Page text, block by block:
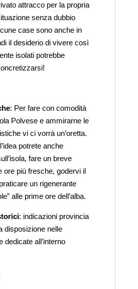
attracco per la propria
senza dubbio
case sono anche in
il desiderio di vivere così
isolati potrebbe
: Per fare con comodità
Polvese e ammirarne le
vi ci vorrà un’oretta.
potrete anche
fare un breve
ore più fresche, godervi il
un rigenerante
alle prime ore dell’alba.
: indicazioni provincia
disposizione nelle
dedicate all’interno